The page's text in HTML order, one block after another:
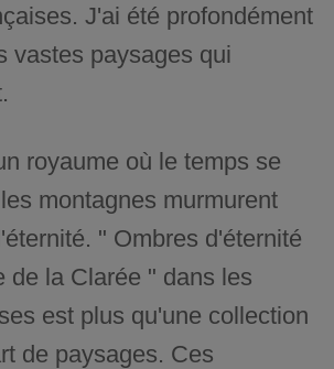
J'ai été profondément
vastes paysages qui
royaume où le temps se
montagnes murmurent
" Ombres d'éternité
de la Clarée " dans les
est plus qu'une collection
de paysages. Ces